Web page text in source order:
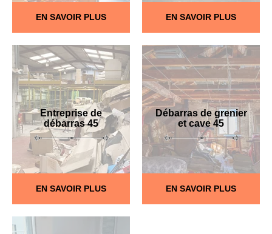
EN SAVOIR PLUS EN SAVOIR PLUS
Entreprise de
débarras 45
EN SAVOIR PLUS
Débarras de grenier
et cave 45
EN SAVOIR PLUS